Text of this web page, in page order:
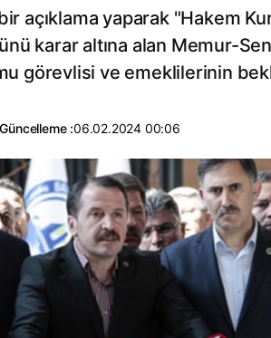
açıklama yaparak "Hakem
karar altına alan Memur-
görevlisi ve emeklilerinin
Güncelleme :06.02.2024 00:06